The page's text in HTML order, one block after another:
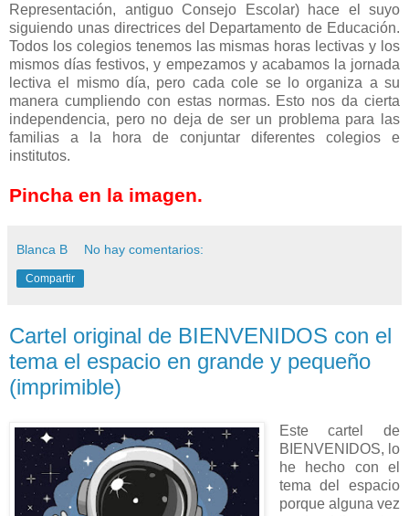
Representación, antiguo Consejo Escolar) hace el suyo
siguiendo unas directrices del Departamento de Educación.
Todos los colegios tenemos las mismas horas lectivas y los
mismos días festivos, y empezamos y acabamos la jornada
lectiva el mismo día, pero cada cole se lo organiza a su
manera cumpliendo con estas normas. Esto nos da cierta
independencia, pero no deja de ser un problema para las
familias a la hora de conjuntar diferentes colegios e
institutos.
Pincha en la imagen.
Blanca B No hay comentarios:
Compartir
Cartel original de BIENVENIDOS con el
tema el espacio en grande y pequeño
(imprimible)
Este cartel de
BIENVENIDOS, lo
he hecho con el
tema del espacio
porque alguna vez